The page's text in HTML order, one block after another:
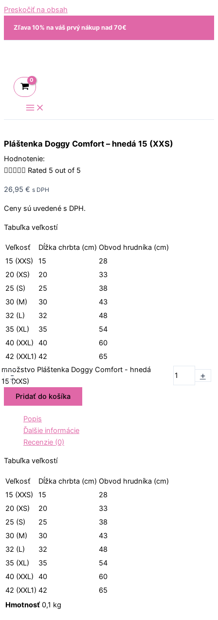
Preskočiť na obsah
Zľava 10% na váš prvý nákup nad 70€
Pláštenka Doggy Comfort – hnedá 15 (XXS)
Hodnotenie:
 Rated 5 out of 5
26,95 € s DPH
Ceny sú uvedené s DPH.
Tabuľka veľkostí
Veľkosť Dĺžka chrbta (cm) Obvod hrudníka (cm)
15 (XXS)
15
28
20 (XS)
20
33
25 (S)
25
38
30 (M)
30
43
32 (L)
32
48
35 (XL)
35
54
40 (XXL)
40
60
42 (XXL1) 42 65
-
množstvo Pláštenka Doggy Comfort - hnedá
15 (XXS)
+
Pridať do košíka
Popis
Ďalšie informácie
Recenzie (0)
Tabuľka veľkostí
Veľkosť Dĺžka chrbta (cm) Obvod hrudníka (cm)
15 (XXS)
15
28
20 (XS)
20
33
25 (S)
25
38
30 (M)
30
43
32 (L)
32
48
35 (XL)
35
54
40 (XXL)
40
60
42 (XXL1) 42
65
Hmotnosť 0,1 kg